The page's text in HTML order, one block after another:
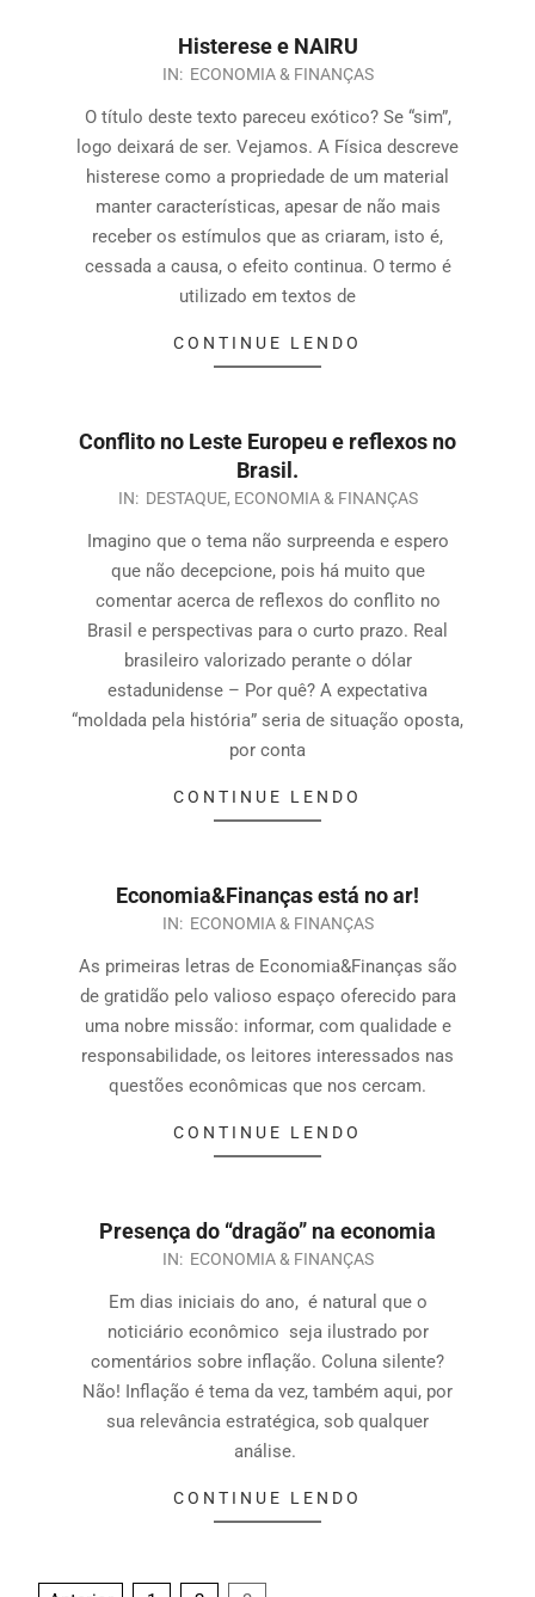
Histerese e NAIRU
IN: ECONOMIA & FINANÇAS
O título deste texto pareceu exótico? Se “sim”,
logo deixará de ser. Vejamos. A Física descreve
histerese como a propriedade de um material
manter características, apesar de não mais
receber os estímulos que as criaram, isto é,
cessada a causa, o efeito continua. O termo é
utilizado em textos de
CONTINUE LENDO
Conflito no Leste Europeu e reflexos no
Brasil.
IN: DESTAQUE, ECONOMIA & FINANÇAS
Imagino que o tema não surpreenda e espero
que não decepcione, pois há muito que
comentar acerca de reflexos do conflito no
Brasil e perspectivas para o curto prazo. Real
brasileiro valorizado perante o dólar
estadunidense – Por quê? A expectativa
“moldada pela história” seria de situação oposta,
por conta
CONTINUE LENDO
Economia&Finanças está no ar!
IN: ECONOMIA & FINANÇAS
As primeiras letras de Economia&Finanças são
de gratidão pelo valioso espaço oferecido para
uma nobre missão: informar, com qualidade e
responsabilidade, os leitores interessados nas
questões econômicas que nos cercam.
CONTINUE LENDO
Presença do “dragão” na economia
IN: ECONOMIA & FINANÇAS
Em dias iniciais do ano, é natural que o
noticiário econômico seja ilustrado por
comentários sobre inflação. Coluna silente?
Não! Inflação é tema da vez, também aqui, por
sua relevância estratégica, sob qualquer
análise.
CONTINUE LENDO